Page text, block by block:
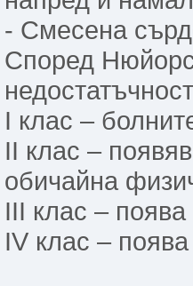
- Смесена
Според
І клас –
ІІ клас –
обичайна
ІІІ клас –
ІV клас –